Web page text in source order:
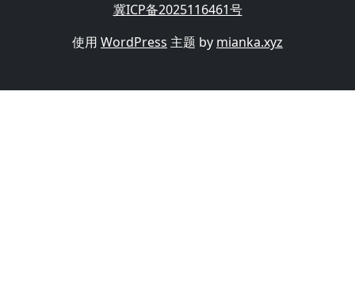
冀ICP备2025116461号
使用 WordPress 主题 by mianka.xyz